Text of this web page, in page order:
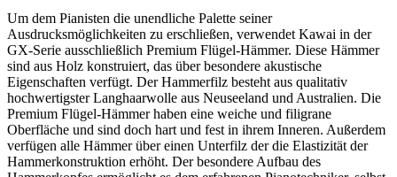
Um dem Pianisten die unendliche Palette seiner
Ausdrucksmöglichkeiten zu erschließen, verwendet Kawai in der
GX-Serie ausschließlich Premium Flügel-Hämmer. Diese Hämmer
sind aus Holz konstruiert, das über besondere akustische
Eigenschaften verfügt. Der Hammerfilz besteht aus qualitativ
hochwertigster Langhaarwolle aus Neuseeland und Australien. Die
Premium Flügel-Hämmer haben eine weiche und filigrane
Oberfläche und sind doch hart und fest in ihrem Inneren. Außerdem
verfügen alle Hämmer über einen Unterfilz der die Elastizität der
Hammerkonstruktion erhöht. Der besondere Aufbau des